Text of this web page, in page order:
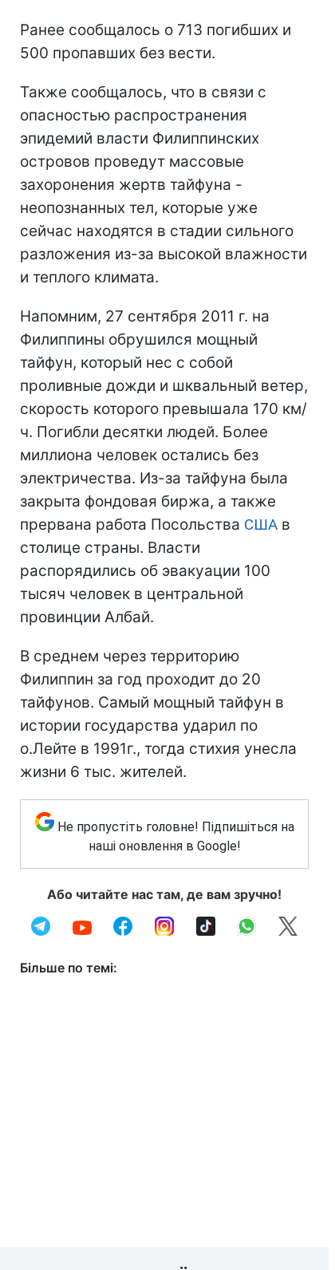
Ранее сообщалось о 713 погибших и
500 пропавших без вести.
Также сообщалось, что в связи с
опасностью распространения
эпидемий власти Филиппинских
островов проведут массовые
захоронения жертв тайфуна -
неопознанных тел, которые уже
сейчас находятся в стадии сильного
разложения из-за высокой влажности
и теплого климата.
Напомним, 27 сентября 2011 г. на
Филиппины обрушился мощный
тайфун, который нес с собой
проливные дожди и шквальный ветер,
скорость которого превышала 170 км/
ч. Погибли десятки людей. Более
миллиона человек остались без
электричества. Из-за тайфуна была
закрыта фондовая биржа, а также
прервана работа Посольства США в
столице страны. Власти
распорядились об эвакуации 100
тысяч человек в центральной
провинции Албай.
В среднем через территорию
Филиппин за год проходит до 20
тайфунов. Самый мощный тайфун в
истории государства ударил по
о.Лейте в 1991г., тогда стихия унесла
жизни 6 тыс. жителей.
Не пропустіть головне! Підпишіться на
наші оновлення в Google!
Або читайте нас там, де вам зручно!
Більше по темі: